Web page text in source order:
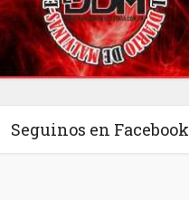
Seguinos en Facebook